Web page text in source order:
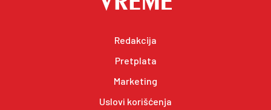
Redakcija
Pretplata
Marketing
Uslovi korišćenja